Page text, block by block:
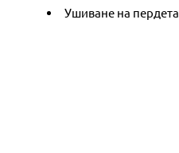
Ушиване на пердета